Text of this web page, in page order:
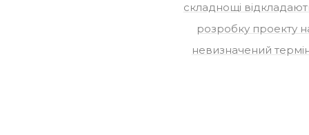
складнощі
розробку проекту
невизначений